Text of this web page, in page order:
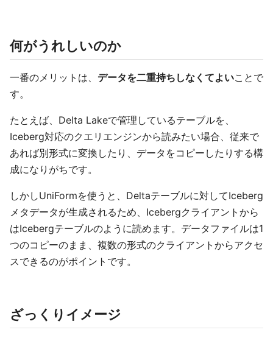
何がうれしいのか
一番のメリットは、 データを二重持ちしなくてよいことで
す。
たとえば、Delta Lakeで管理しているテーブルを、
Iceberg対応のクエリエンジンから読みたい場合、従来で
あれば別形式に変換したり、データをコピーしたりする構
成になりがちです。
しかしUniFormを使うと、Deltaテーブルに対してIceberg
メタデータが生成されるため、Icebergクライアントから
はIcebergテーブルのように読めます。データファイルは1
つのコピーのまま、複数の形式のクライアントからアクセ
スできるのがポイントです。
ざっくりイメージ